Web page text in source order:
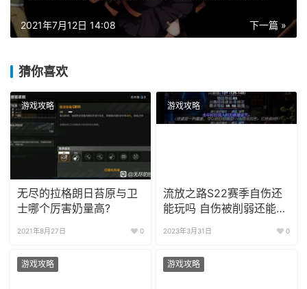
下一篇 »
2021年7月12日 14:08
猜你喜欢
游戏攻略
无尽的拉格朗日苔原与卫
士哪个厉害奶量高?
2021年8月27日 0
游戏攻略
流放之路S22赛季自伤还
能玩吗 自伤被削弱还能玩
2023年3月31日 0
游戏攻略 游戏攻略